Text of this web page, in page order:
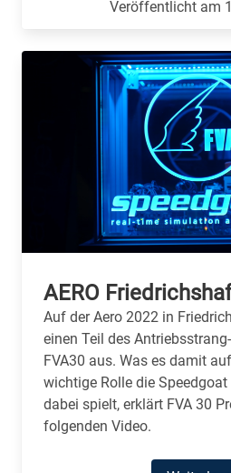
Veröffentlicht am
AERO
Auf der Aero 2022 in
einen Teil des
FVA30 aus. Was es damit
wichtige Rolle die
dabei spielt, erklärt FVA 30
folgenden Video.